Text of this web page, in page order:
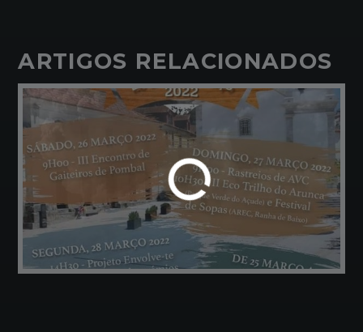
ARTIGOS RELACIONADOS